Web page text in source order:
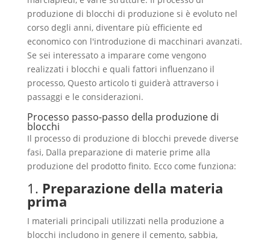
produzione di blocchi di produzione si è evoluto nel
corso degli anni, diventare più efficiente ed
economico con l'introduzione di macchinari avanzati.
Se sei interessato a imparare come vengono
realizzati i blocchi e quali fattori influenzano il
processo, Questo articolo ti guiderà attraverso i
passaggi e le considerazioni.
Processo passo-passo della produzione di
blocchi
Il processo di produzione di blocchi prevede diverse
fasi, Dalla preparazione di materie prime alla
produzione del prodotto finito. Ecco come funziona:
1. Preparazione della materia
prima
I materiali principali utilizzati nella produzione a
blocchi includono in genere il cemento, sabbia,